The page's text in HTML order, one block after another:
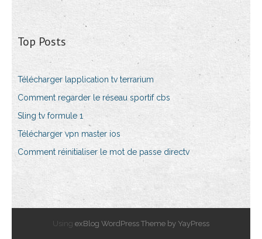
Top Posts
Télécharger lapplication tv terrarium
Comment regarder le réseau sportif cbs
Sling tv formule 1
Télécharger vpn master ios
Comment réinitialiser le mot de passe directv
Using exBlog WordPress Theme by YayPress